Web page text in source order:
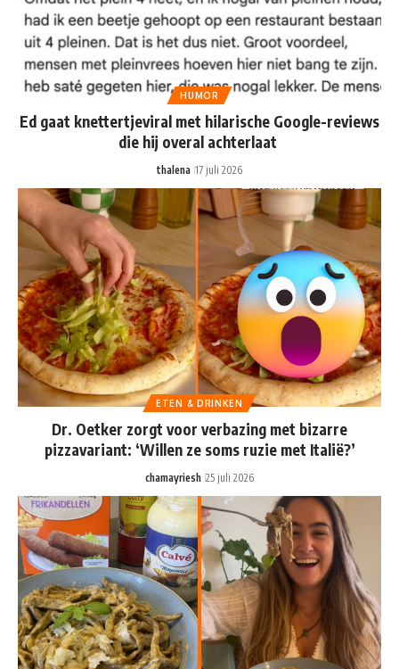
HUMOR
Ed gaat knettertjeviral met hilarische Google-reviews
die hij overal achterlaat
thalena 17 juli 2026
ETEN & DRINKEN
Dr. Oetker zorgt voor verbazing met bizarre
pizzavariant: ‘Willen ze soms ruzie met Italië?’
chamayriesh 25 juli 2026